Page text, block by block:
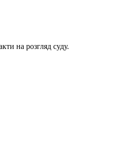
на розгляд суду.